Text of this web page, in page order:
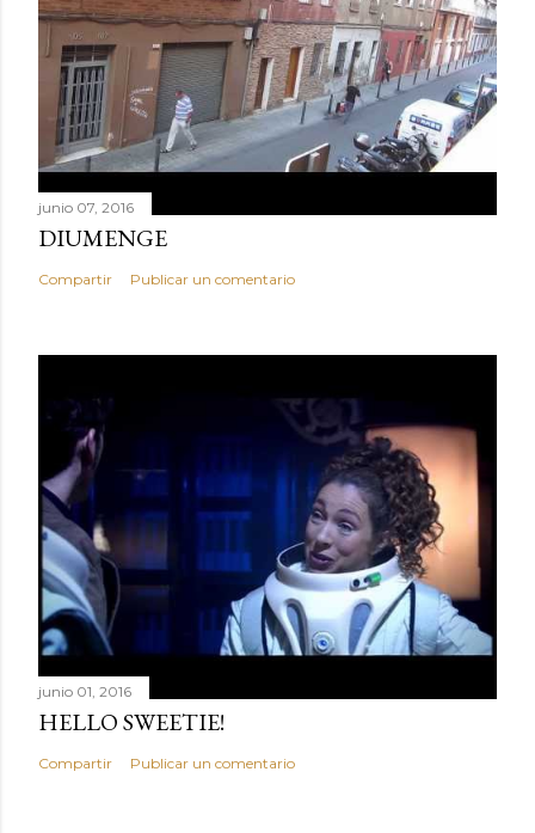
junio 07, 2016
DIUMENGE
Compartir Publicar un comentario
junio 01, 2016
HELLO SWEETIE!
Compartir Publicar un comentario